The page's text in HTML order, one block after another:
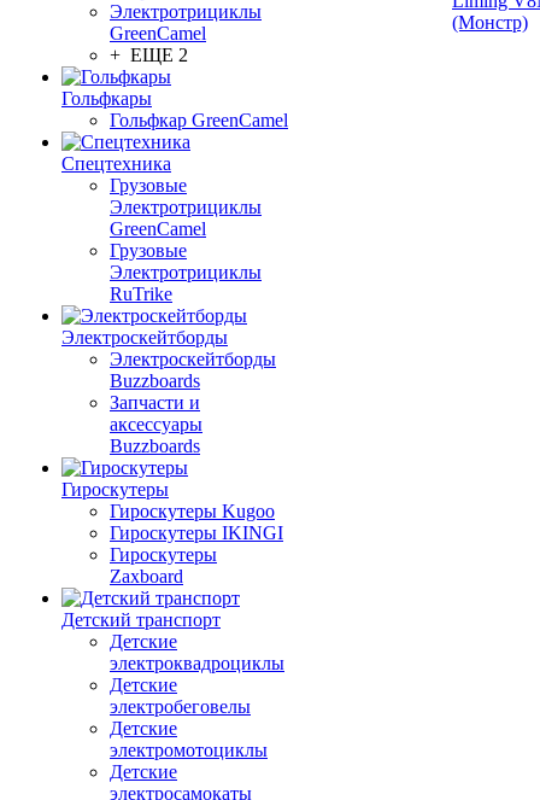
Электротрициклы
GreenCamel
+ ЕЩЕ 2
Гольфкары
Гольфкар GreenCamel
Спецтехника
Грузовые
Электротрициклы
GreenCamel
Грузовые
Электротрициклы
RuTrike
Электроскейтборды
Электроскейтборды
Buzzboards
Запчасти и
аксессуары
Buzzboards
Гироскутеры
Гироскутеры Kugoo
Гироскутеры IKINGI
Гироскутеры
Zaxboard
Детский транспорт
Детские
электроквадроциклы
Детские
электробеговелы
Детские
электромотоциклы
Детские
электросамокаты
(Монстр)